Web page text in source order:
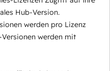
Hub-Version.
werden pro Lizenz
werden mit